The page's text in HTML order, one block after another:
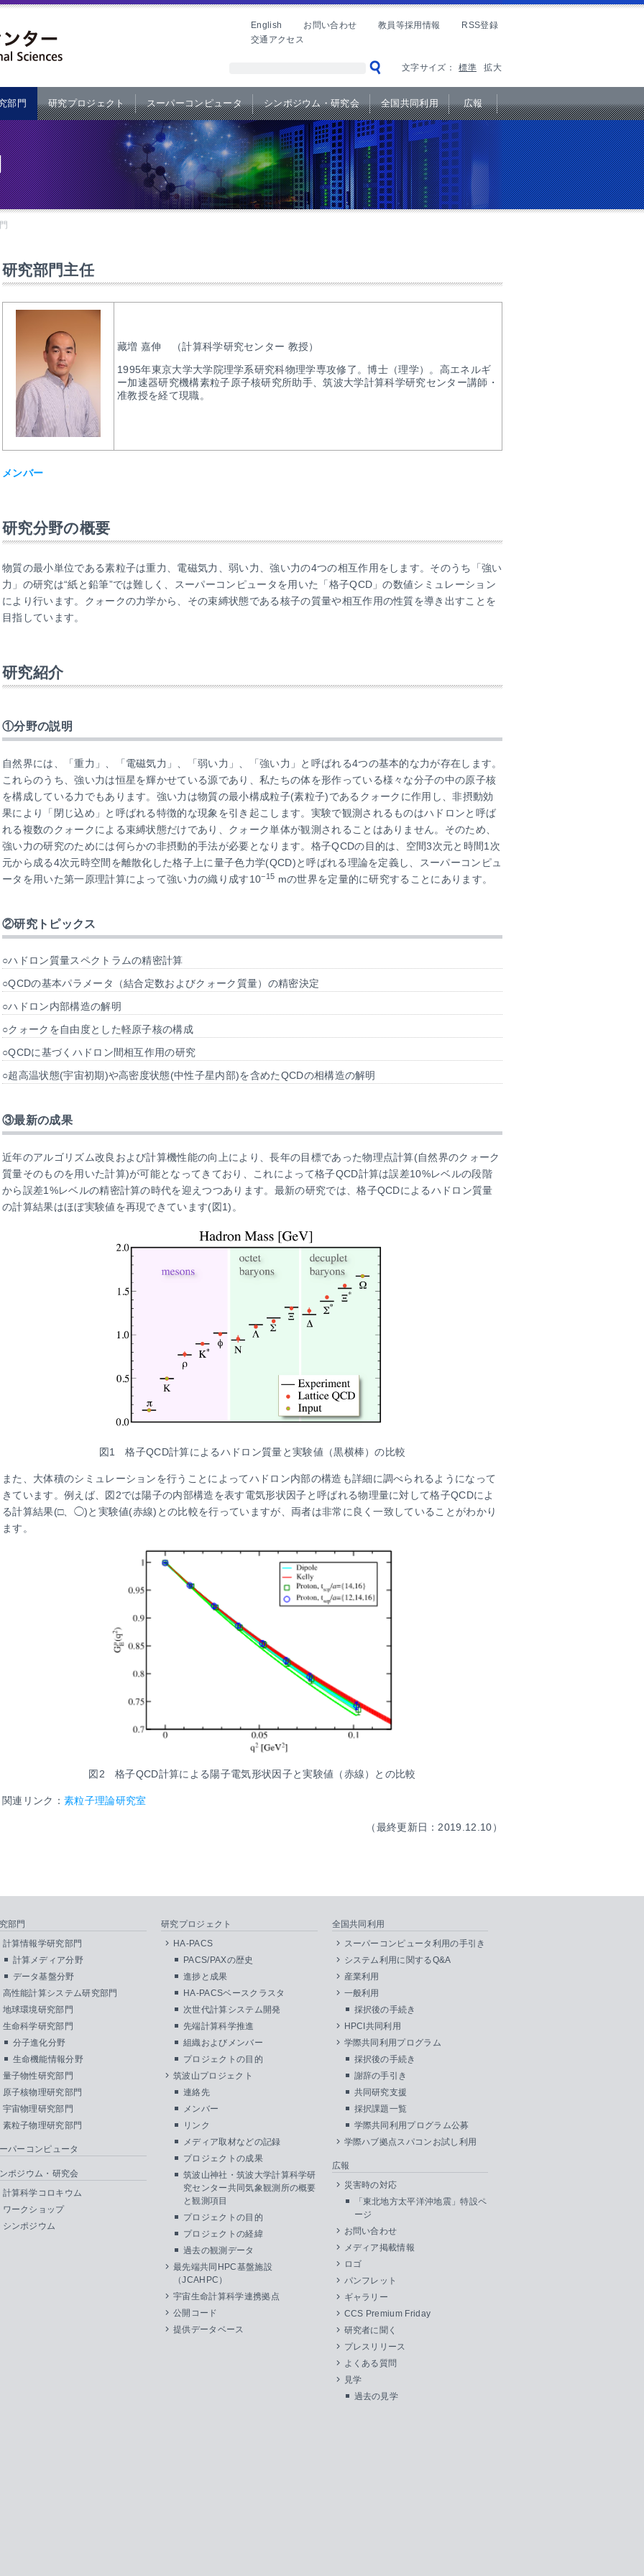
English お問い合わせ 教員等採用情報
RSS登録
交通アクセス
文字サイズ： 標準 拡大
部門 研究プロジェクト スーパーコンピュータ シンポジウム・研究会 全国共同利用 広報
研究部門主任
藏増 嘉伸 （計算科学研究センター 教授）
1995年東京大学大学院理学系研究科物理学専攻修了。博士（理学）。高エネルギ
ー加速器研究機構素粒子原子核研究所助手、筑波大学計算科学研究センター講師・
准教授を経て現職。
メンバー
研究分野の概要
物質の最小単位である素粒子は重力、電磁気力、弱い力、強い力の4つの相互作用をします。そのうち「強い
力」の研究は“紙と鉛筆”では難しく、スーパーコンピュータを用いた「格子QCD」の数値シミュレーション
により行います。クォークの力学から、その束縛状態である核子の質量や相互作用の性質を導き出すことを
目指しています。
研究紹介
①分野の説明
自然界には、「重力」、「電磁気力」、「弱い力」、「強い力」と呼ばれる4つの基本的な力が存在します。
これらのうち、強い力は恒星を輝かせている源であり、私たちの体を形作っている様々な分子の中の原子核
を構成している力でもあります。強い力は物質の最小構成粒子(素粒子)であるクォークに作用し、非摂動効
果により「閉じ込め」と呼ばれる特徴的な現象を引き起こします。実験で観測されるものはハドロンと呼ば
れる複数のクォークによる束縛状態だけであり、クォーク単体が観測されることはありません。そのため、
強い力の研究のためには何らかの非摂動的手法が必要となります。格子QCDの目的は、空間3次元と時間1次
元から成る4次元時空間を離散化した格子上に量子色力学(QCD)と呼ばれる理論を定義し、スーパーコンピュ
ータを用いた第一原理計算によって強い力の織り成す10−15 mの世界を定量的に研究することにあります。
②研究トピックス
○ハドロン質量スペクトラムの精密計算
○QCDの基本パラメータ（結合定数およびクォーク質量）の精密決定
○ハドロン内部構造の解明
○クォークを自由度とした軽原子核の構成
○QCDに基づくハドロン間相互作用の研究
○超高温状態(宇宙初期)や高密度状態(中性子星内部)を含めたQCDの相構造の解明
③最新の成果
近年のアルゴリズム改良および計算機性能の向上により、長年の目標であった物理点計算(自然界のクォーク
質量そのものを用いた計算)が可能となってきており、これによって格子QCD計算は誤差10%レベルの段階
から誤差1%レベルの精密計算の時代を迎えつつあります。最新の研究では、格子QCDによるハドロン質量
の計算結果はほぼ実験値を再現できています(図1)。
図1 格子QCD計算によるハドロン質量と実験値（黒横棒）の比較
また、大体積のシミュレーションを行うことによってハドロン内部の構造も詳細に調べられるようになって
きています。例えば、図2では陽子の内部構造を表す電気形状因子と呼ばれる物理量に対して格子QCDによ
る計算結果(□、◯)と実験値(赤線)との比較を行っていますが、両者は非常に良く一致していることがわかり
ます。
図2 格子QCD計算による陽子電気形状因子と実験値（赤線）との比較
関連リンク： 素粒子理論研究室
（最終更新日：2019.12.10）
部門
計算情報学研究部門
計算メディア分野
データ基盤分野
高性能計算システム研究部門
地球環境研究部門
生命科学研究部門
分子進化分野
生命機能情報分野
量子物性研究部門
原子核物理研究部門
宇宙物理研究部門
素粒子物理研究部門
パーコンピュータ
ポジウム・研究会
計算科学コロキウム
ワークショップ
シンポジウム
研究プロジェクト
HA-PACS
PACS/PAXの歴史
進捗と成果
HA-PACSベースクラスタ
次世代計算システム開発
先端計算科学推進
組織およびメンバー
プロジェクトの目的
筑波山プロジェクト
連絡先
メンバー
リンク
メディア取材などの記録
プロジェクトの成果
筑波山神社・筑波大学計算科学研
究センター共同気象観測所の概要
と観測項目
プロジェクトの目的
プロジェクトの経緯
過去の観測データ
最先端共同HPC基盤施設
（JCAHPC）
宇宙生命計算科学連携拠点
公開コード
提供データベース
全国共同利用
スーパーコンピュータ利用の手引き
システム利用に関するQ&A
産業利用
一般利用
採択後の手続き
HPCI共同利用
学際共同利用プログラム
採択後の手続き
謝辞の手引き
共同研究支援
採択課題一覧
学際共同利用プログラム公募
学際ハブ拠点スパコンお試し利用
広報
災害時の対応
「東北地方太平洋沖地震」特設ペ
ージ
お問い合わせ
メディア掲載情報
ロゴ
パンフレット
ギャラリー
CCS Premium Friday
研究者に聞く
プレスリリース
よくある質問
見学
過去の見学